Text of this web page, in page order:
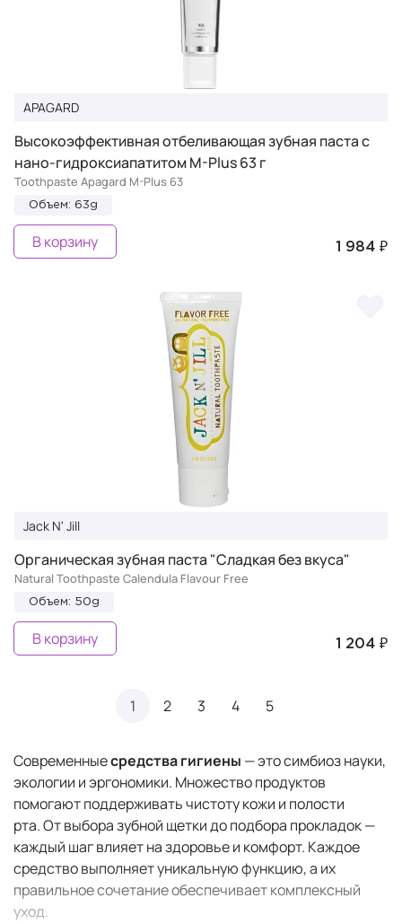
APAGARD
Высокоэффективная отбеливающая зубная паста с
нано-гидроксиапатитом M-Plus 63 г
Toothpaste Apagard M-Plus 63
Объем: 63g
1 984 ₽
В корзину
Jack N' Jill
Органическая зубная паста "Сладкая без вкуса"
Natural Toothpaste Calendula Flavour Free
Объем: 50g
1 204 ₽
В корзину
1 2 3 4 5
Современныесредства гигиены — это симбиоз науки,
экологии и эргономики. Множество продуктов
помогают поддерживать чистоту кожи и полости
рта. От выбора зубной щетки до подбора прокладок —
каждый шаг влияет на здоровье и комфорт. Каждое
средство выполняет уникальную функцию, а их
правильное сочетание обеспечивает комплексный
уход.